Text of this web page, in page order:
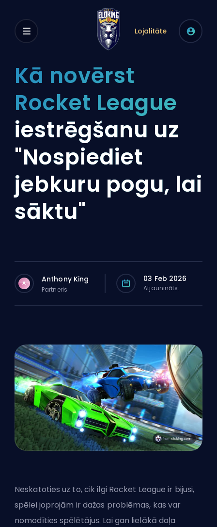
Lojalitāte
Kā novērst
Rocket League
iestrēgšanu uz
"Nospiediet
jebkuru pogu, lai
sāktu"
A Anthony King
Partneris
03 Feb 2026
Atjaunināts:
Neskatoties uz to, cik ilgi Rocket League ir bijusi,
spēlei joprojām ir dažas problēmas, kas var
nomodīties spēlētājus. Lai gan lielākā daļa